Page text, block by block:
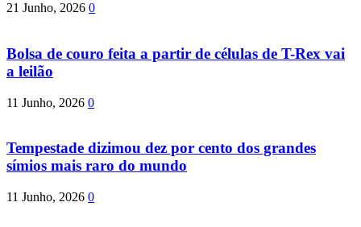
21 Junho, 2026 0
Bolsa de couro feita a partir de células de T-Rex vai
a leilão
11 Junho, 2026 0
Tempestade dizimou dez por cento dos grandes
símios mais raro do mundo
11 Junho, 2026 0